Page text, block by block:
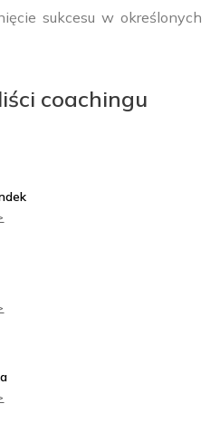
sukcesu w określonych
coachingu